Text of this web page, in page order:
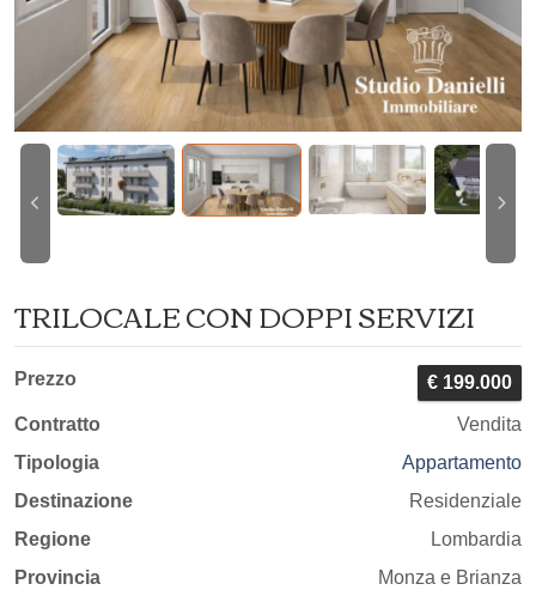
TRILOCALE CON DOPPI SERVIZI
Prezzo € 199.000
Contratto
Vendita
Tipologia
Appartamento
Destinazione
Residenziale
Regione
Lombardia
Provincia
Monza e Brianza